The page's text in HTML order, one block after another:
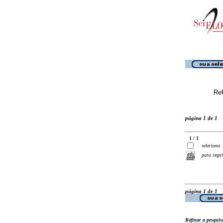
página 1 de 1
1 / 1
seleciona
para
página 1 de 1
Refinar a